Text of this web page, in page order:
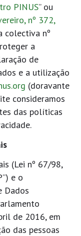
PINUS” ou
nº 372,
colectiva nº
a
de
e a utilização
(doravante
consideramos
das políticas
(Lei nº 67/98,
e o
Dados
de 2016, em
das pessoas